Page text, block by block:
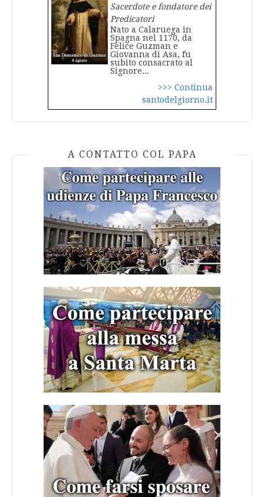
Sacerdote e fondatore dei
Predicatori
Nato a Calaruega in
Spagna nel 1170, da
Felice Guzman e
Giovanna di Asa, fu
subito consacrato al
Signore...
>>> Continua
santodelgiorno.it
A CONTATTO COL PAPA